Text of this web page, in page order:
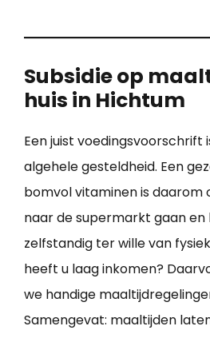
Subsidie op
huis in Hichtum
Een juist voedingsvoorschrift
algehele gesteldheid. Een
bomvol vitaminen is daarom
naar de supermarkt gaan
zelfstandig ter wille van
heeft u laag inkomen?
we handige
Samengevat: maaltijden